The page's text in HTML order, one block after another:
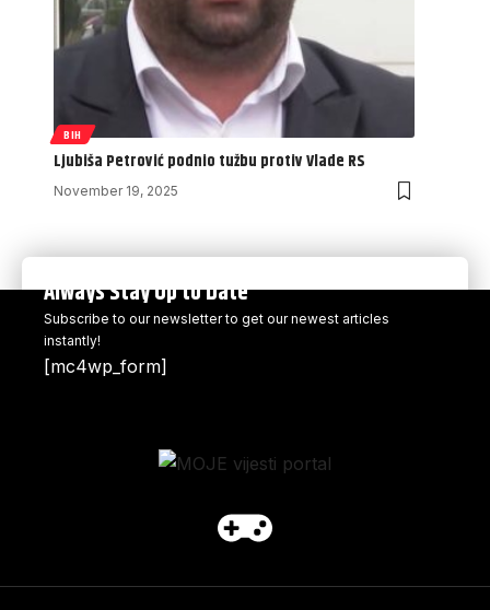
BIH
Ljubiša Petrović podnio tužbu protiv Vlade RS
November 19, 2025
Always Stay Up to Date
Subscribe to our newsletter to get our newest articles
instantly!
[mc4wp_form]